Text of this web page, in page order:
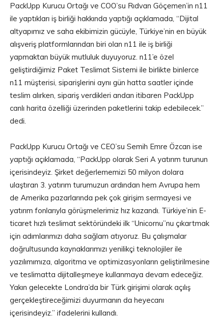
PackUpp Kurucu Ortağı ve COO’su Rıdvan Göçemen’in n11
ile yaptıkları iş birliği hakkında yaptığı açıklamada, “Dijital
altyapımız ve saha ekibimizin gücüyle, Türkiye’nin en büyük
alışveriş platformlarından biri olan n11 ile iş birliği
yapmaktan büyük mutluluk duyuyoruz. n11’e özel
geliştirdiğimiz Paket Teslimat Sistemi ile birlikte binlerce
n11 müşterisi, siparişlerini aynı gün hatta saatler içinde
teslim alırken, sipariş verdikleri andan itibaren PackUpp
canlı harita özelliği üzerinden paketlerini takip edebilecek.”
dedi.
PackUpp Kurucu Ortağı ve CEO’su Semih Emre Özcan ise
yaptığı açıklamada, “PackUpp olarak Seri A yatırım turunun
içerisindeyiz. Şirket değerlememizi 50 milyon dolara
ulaştıran 3. yatırım turumuzun ardından hem Avrupa hem
de Amerika pazarlarında pek çok girişim sermayesi ve
yatırım fonlarıyla görüşmelerimiz hız kazandı. Türkiye’nin E-
ticaret hızlı teslimat sektöründeki ilk “Unicornu”nu çıkartmak
için adımlarımızı daha sağlam atıyoruz. Bu çalışmalar
doğrultusunda kaynaklarımızı yenilikçi teknolojiler ile
yazılımımıza, algoritma ve optimizasyonların geliştirilmesine
ve teslimatta dijitalleşmeye kullanmaya devam edeceğiz.
Yakın gelecekte Londra’da bir Türk girişimi olarak açılış
gerçekleştireceğimizi duyurmanın da heyecanı
içerisindeyiz.” ifadelerini kullandı.